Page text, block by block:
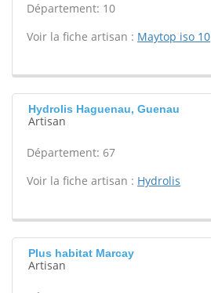
Département: 10
Voir la fiche artisan : Maytop iso 10
Hydrolis Haguenau, Guenau
Artisan
Département: 67
Voir la fiche artisan : Hydrolis
Plus habitat Marcay
Artisan